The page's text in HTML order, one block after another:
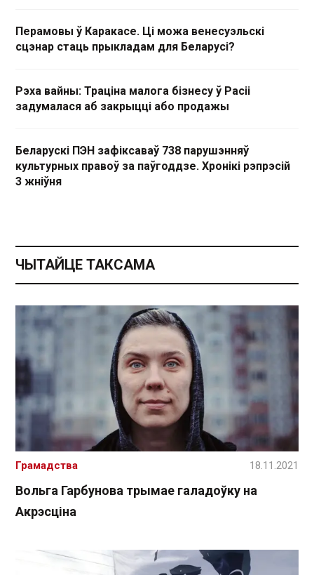
Перамовы ў Каракасе. Ці можа венесуэльскі
сцэнар стаць прыкладам для Беларусі?
Рэха вайны: Траціна малога бізнесу ў Расіі
задумалася аб закрыцці або продажы
Беларускі ПЭН зафіксаваў 738 парушэнняў
культурных правоў за паўгоддзе. Хронікі рэпрэсій
3 жніўня
ЧЫТАЙЦЕ ТАКСАМА
Вольга Гарбунова трымае галадоўку на
Акрэсціна
Грамадства 18.11.2021